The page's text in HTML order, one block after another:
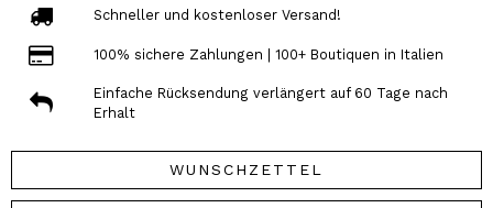
Schneller und kostenloser Versand!
100% sichere Zahlungen | 100+ Boutiquen in Italien
Einfache Rücksendung verlängert auf 60 Tage nach
Erhalt
WUNSCHZETTEL